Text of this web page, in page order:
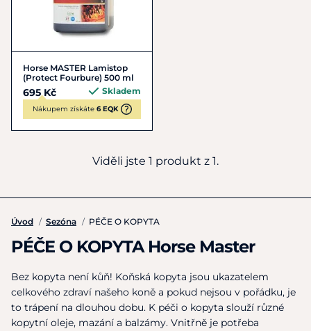
Horse MASTER Lamistop
(Protect Fourbure) 500 ml
695 Kč Skladem
Nákupem získáte 6 EQK
Viděli jste 1 produkt z 1.
Úvod / Sezóna / PÉČE O KOPYTA
PÉČE O KOPYTA Horse Master
Bez kopyta není kůň! Koňská kopyta jsou ukazatelem
celkového zdraví našeho koně a pokud nejsou v pořádku, je
to trápení na dlouhou dobu. K péči o kopyta slouží různé
kopytní oleje, mazání a balzámy. Vnitřně je potřeba